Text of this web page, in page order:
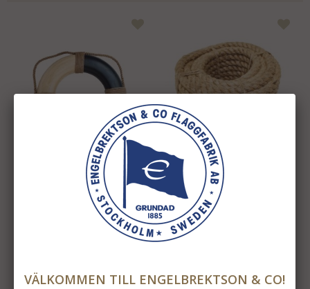
Boj 34 Blå Rep Hampa 15mm
VÄLKOMMEN TILL ENGELBREKTSON & CO!